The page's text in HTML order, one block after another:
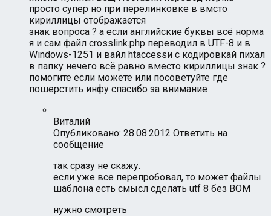
просто супер но при перелинковке в вмсто
кириллицы отображается
знак вопроса ? а если английские буквы всё норма
я и сам файл crosslink.php переводил в UTF-8 и в
Windows-1251 и вайл htaccessи с кодировкай пихал
в папку нечего всё равно вместо кириллицы знак ?
помогите если можете или посоветуйте где
пошерстить инфу спасибо за внимание
Виталий
Опубликовано: 28.08.2012 Ответить на
сообщение
так сразу не скажу.
если уже все перепробовал, то может файлы
шаблона есть смысл сделать utf 8 без BOM
нужно смотреть